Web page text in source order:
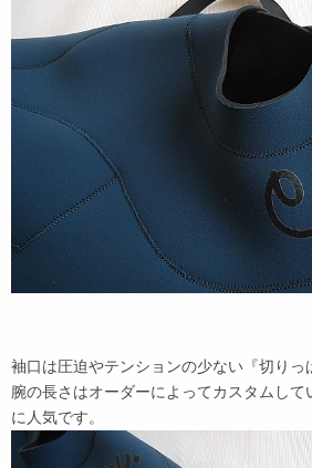
袖口は圧迫やテンションの少ない『切りっ
腕の長さはオーダーによってカスタムして
に人気です。